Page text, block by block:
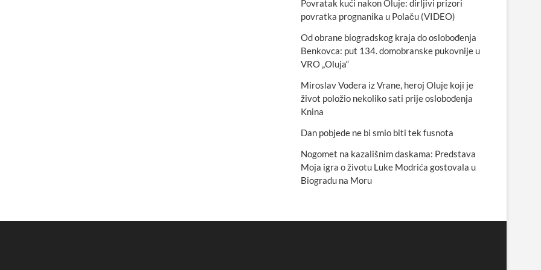
Povratak kući nakon Oluje: dirljivi prizori
povratka prognanika u Polaču (VIDEO)
Od obrane biogradskog kraja do oslobođenja
Benkovca: put 134. domobranske pukovnije u
VRO „Oluja“
Miroslav Vođera iz Vrane, heroj Oluje koji je
život položio nekoliko sati prije oslobođenja
Knina
Dan pobjede ne bi smio biti tek fusnota
Nogomet na kazališnim daskama: Predstava
Moja igra o životu Luke Modrića gostovala u
Biogradu na Moru